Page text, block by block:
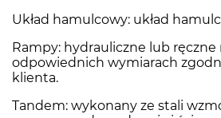
Układ hamulcowy: układ
Rampy: hydrauliczne lub ręczne
odpowiednich wymiarach
klienta.
Tandem: wykonany ze stali